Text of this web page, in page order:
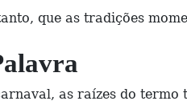
que as tradições
as raízes do termo